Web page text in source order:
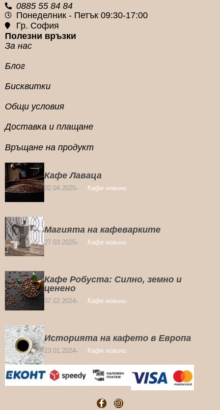
0885 55 84 84
Понеделник - Петък 09:30-17:00
Гр. София
Полезни връзки
За нас
Блог
Бисквитки
Общи условия
Доставка и плащане
Връщане на продукт
Кафе Лаваца
02.04.2025 Кафе новини
Магията на кафеварките
27.03.2025 Кафе новини
Кафе Робуста: Силно, земно и
ценено
07.02.2024 Кафе новини
Историята на кафето в Европа
23.01.2024 Кафе новини